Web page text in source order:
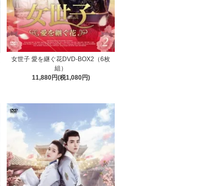
女世子 愛を継ぐ花DVD-BOX2（6枚
組）
11,880円(税1,080円)